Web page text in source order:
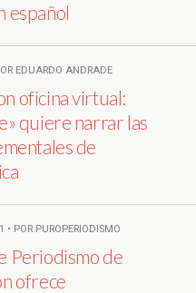
español
EDUARDO ANDRADE
oficina virtual:
quiere narrar las
de
• POR PUROPERIODISMO
Periodismo de
ofrece